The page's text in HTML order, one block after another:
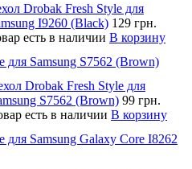
Drobak Fresh Style для
I9260 (Black) 129 грн.
есть в наличии В корзину
для Samsung S7562 (Brown)
Drobak Fresh Style для
S7562 (Brown) 99 грн.
есть в наличии В корзину
для Samsung Galaxy Core I8262